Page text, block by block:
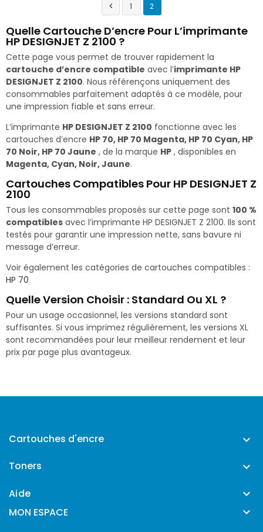
 1 2
Quelle Cartouche D’encre Pour L’imprimante
HP DESIGNJET Z 2100 ?
Cette page vous permet de trouver rapidement la
cartouche d’encre compatible avec l’imprimante HP
DESIGNJET Z 2100. Nous référençons uniquement des
consommables parfaitement adaptés à ce modèle, pour
une impression fiable et sans erreur.
L’imprimante HP DESIGNJET Z 2100 fonctionne avec les
cartouches d’encre HP 70, HP 70 Magenta, HP 70 Cyan, HP
70 Noir, HP 70 Jaune , de la marque HP , disponibles en
Magenta, Cyan, Noir, Jaune.
Cartouches Compatibles Pour HP DESIGNJET Z
2100
Tous les consommables proposés sur cette page sont 100 %
compatibles avec l’imprimante HP DESIGNJET Z 2100. Ils sont
testés pour garantir une impression nette, sans bavure ni
message d’erreur.
Voir également les catégories de cartouches compatibles :
HP 70
Quelle Version Choisir : Standard Ou XL ?
Pour un usage occasionnel, les versions standard sont
suffisantes. Si vous imprimez régulièrement, les versions XL
sont recommandées pour leur meilleur rendement et leur
prix par page plus avantageux.
Cartouches d'encre 
Toners 
Aide 
MON ESPACE 